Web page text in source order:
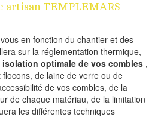
artisan TEMPLEMARS
en fonction du chantier et des
sur la réglementation thermique,
isolation optimale de vos combles ,
flocons, de laine de verre ou de
de vos combles, de la
de chaque matériau, de la limitation
les différentes techniques